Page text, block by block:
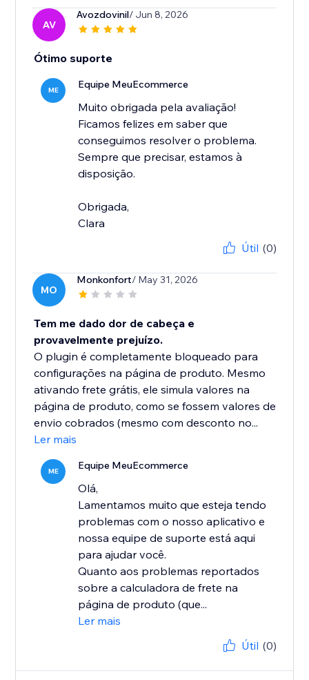
AV
Avozdovinil/ Jun 8, 2026
Ótimo suporte
ME Equipe MeuEcommerce
Muito obrigada pela avaliação!
Ficamos felizes em saber que
conseguimos resolver o problema.
Sempre que precisar, estamos à
disposição.
Obrigada,
Clara
Útil (0)
MO
Monkonfort/ May 31, 2026
Tem me dado dor de cabeça e
provavelmente prejuízo.
O plugin é completamente bloqueado para
configurações na página de produto. Mesmo
ativando frete grátis, ele simula valores na
página de produto, como se fossem valores de
envio cobrados (mesmo com desconto no...
Ler mais
ME Equipe MeuEcommerce
Olá,
Lamentamos muito que esteja tendo
problemas com o nosso aplicativo e
nossa equipe de suporte está aqui
para ajudar você.
Quanto aos problemas reportados
sobre a calculadora de frete na
página de produto (que...
Ler mais
Útil (0)